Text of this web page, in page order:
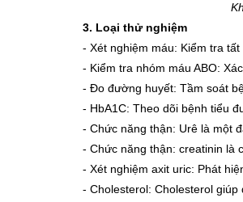
3. Loại thử nghiệm
- Xét nghiệm máu: Kiểm tra
- Kiểm tra nhóm máu ABO:
- Đo đường huyết: Tầm soát
- HbA1C: Theo dõi bệnh tiểu
- Chức năng thận: Urê là một
- Chức năng thận: creatinin là
- Xét nghiệm axit uric: Phát
- Cholesterol: Cholesterol